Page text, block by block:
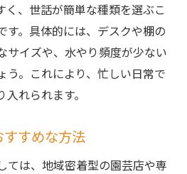
く、世話が簡単な種類を選ぶこ
す。具体的には、デスクや棚の
サイズや、水やり頻度が少ない
う。これにより、忙しい日常で
れられます。
すめな方法
ては、地域密着型の園芸店や専